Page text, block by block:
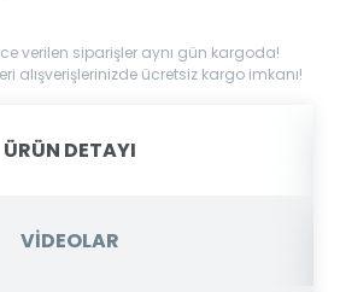
verilen siparişler aynı gün kargoda!
alışverişlerinizde ücretsiz kargo imkanı!
ÜRÜN DETAYI
VİDEOLAR